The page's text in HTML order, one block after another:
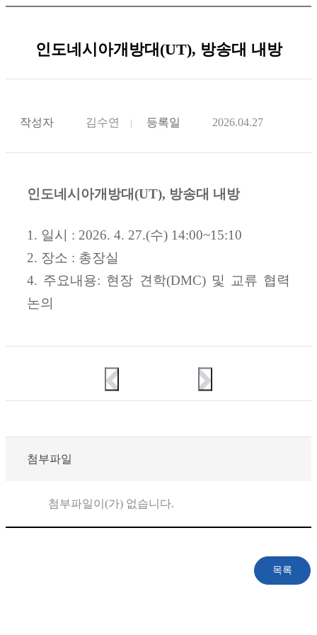
인도네시아개방대(UT), 방송대 내방
작성자 김수연 등록일 2026.04.27
인도네시아개방대(UT), 방송대 내방
1. 일시 : 2026. 4. 27.(수) 14:00~15:10
2. 장소 : 총장실
4. 주요내용: 현장 견학(DMC) 및 교류 협력
논의
첨부파일
첨부파일이(가) 없습니다.